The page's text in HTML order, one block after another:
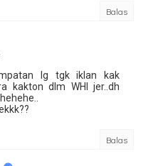
Balas
lg tgk iklan kak
kakton dlm WHI jer..dh
Balas